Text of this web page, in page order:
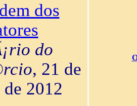
dos
do
, 21 de
2012